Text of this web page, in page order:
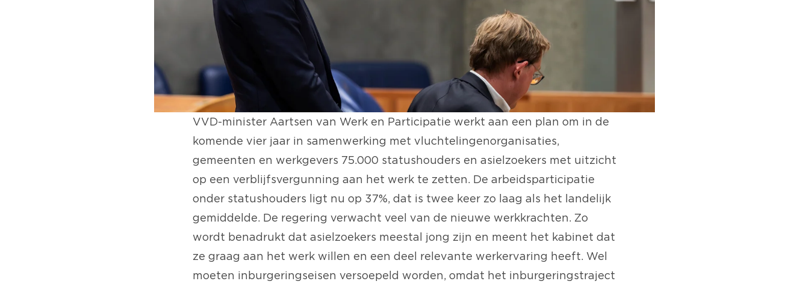
VVD-minister Aartsen van Werk en Participatie werkt aan een plan om in de
komende vier jaar in samenwerking met vluchtelingenorganisaties,
gemeenten en werkgevers 75.000 statushouders en asielzoekers met uitzicht
op een verblijfsvergunning aan het werk te zetten. De arbeidsparticipatie
onder statushouders ligt nu op 37%, dat is twee keer zo laag als het landelijk
gemiddelde. De regering verwacht veel van de nieuwe werkkrachten. Zo
wordt benadrukt dat asielzoekers meestal jong zijn en meent het kabinet dat
ze graag aan het werk willen en een deel relevante werkervaring heeft. Wel
moeten inburgeringseisen versoepeld worden, omdat het inburgeringstraject